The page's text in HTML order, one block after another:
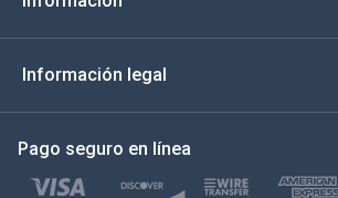
Türkçe
Información legal
Pago seguro en línea